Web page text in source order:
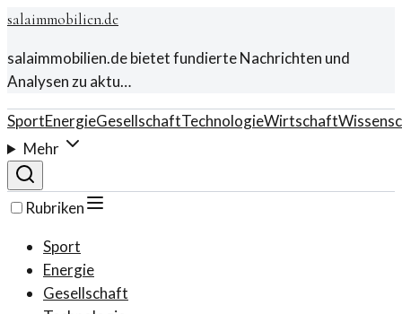
salaimmobilien.de
salaimmobilien.de bietet fundierte Nachrichten und
Analysen zu aktu…
SportEnergieGesellschaftTechnologieWirtschaft
Mehr
Rubriken
Sport
Energie
Gesellschaft